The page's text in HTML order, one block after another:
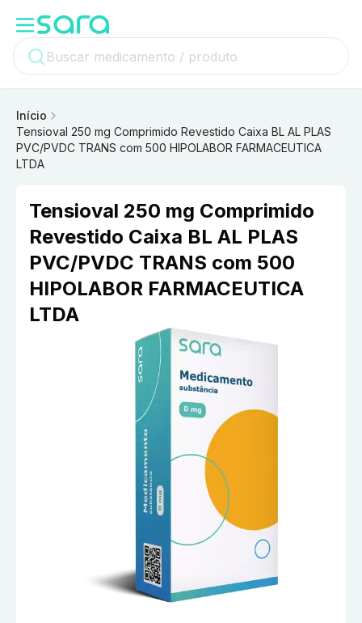
Início
Tensioval 250 mg Comprimido Revestido Caixa BL AL PLAS
PVC/PVDC TRANS com 500 HIPOLABOR FARMACEUTICA
LTDA
Tensioval 250 mg Comprimido
Revestido Caixa BL AL PLAS
PVC/PVDC TRANS com 500
HIPOLABOR FARMACEUTICA
LTDA